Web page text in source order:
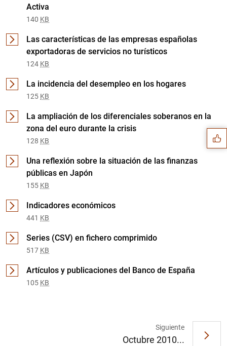
Activa
140 KB
Las características de las empresas españolas
exportadoras de servicios no turísticos
124 KB
La incidencia del desempleo en los hogares
125 KB
La ampliación de los diferenciales soberanos en la
zona del euro durante la crisis
128 KB
Una reflexión sobre la situación de las finanzas
públicas en Japón
155 KB
Indicadores económicos
441 KB
Series (CSV) en fichero comprimido
517 KB
Artículos y publicaciones del Banco de España
105 KB
Siguiente
Octubre 2010...
Sugerencias